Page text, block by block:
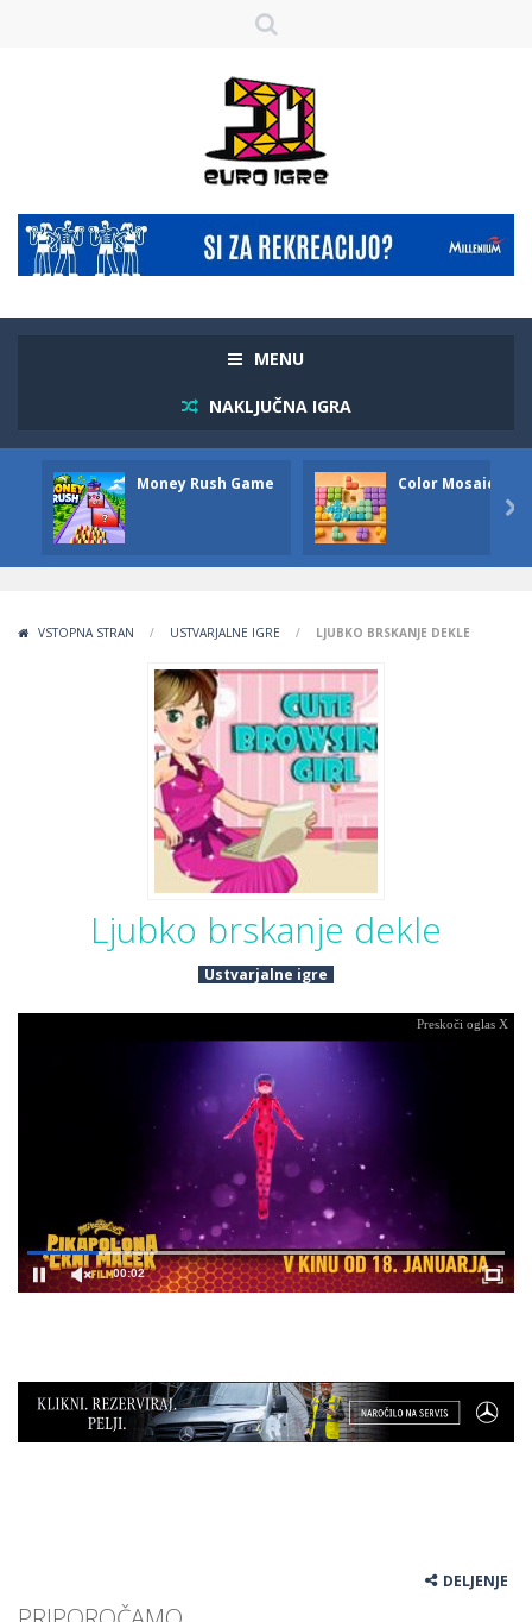
MENU
NAKLJUČNA IGRA
Money Rush Game Color Mosaic

VSTOPNA STRAN / USTVARJALNE IGRE / LJUBKO BRSKANJE DEKLE
Ljubko brskanje dekle
Ustvarjalne igre
00:02
Preskoči oglas X
DELJENJE